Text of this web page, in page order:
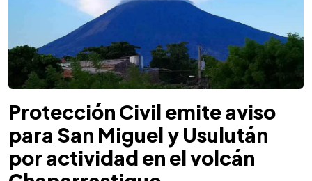
Protección Civil emite aviso
para San Miguel y Usulután
por actividad en el volcán